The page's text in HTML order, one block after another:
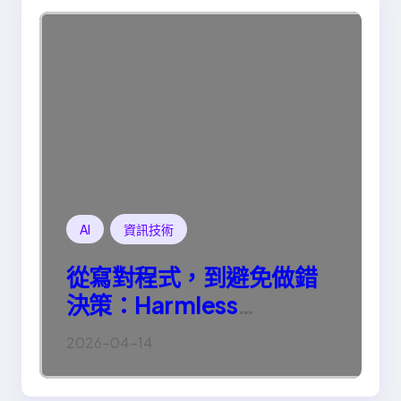
AI 資訊技術
從寫對程式，到避免做錯
決策：Harmless
Engineering 的真正意義
2026-04-14